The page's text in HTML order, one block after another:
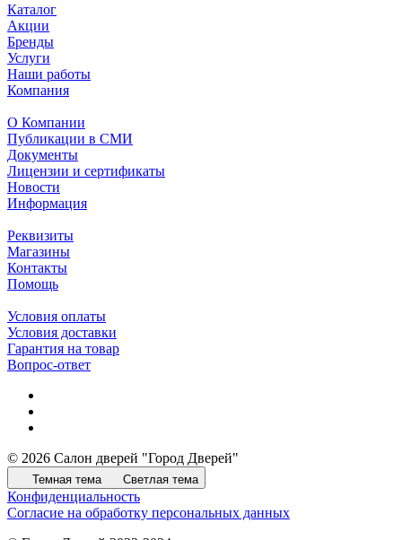
Каталог
Акции
Бренды
Услуги
Наши работы
Компания
О Компании
Публикации в СМИ
Документы
Лицензии и сертификаты
Новости
Информация
Реквизиты
Магазины
Контакты
Помощь
Условия оплаты
Условия доставки
Гарантия на товар
Вопрос-ответ
© 2026 Салон дверей "Город Дверей"
Темная тема Светлая тема
Конфиденциальность
Согласие на обработку персональных данных